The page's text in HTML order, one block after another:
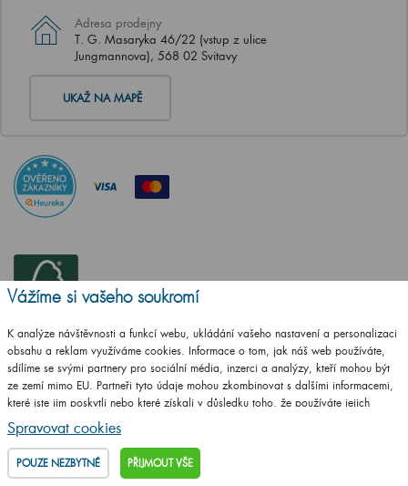
Adresa prodejny
T. G. Masaryka 46/22 (vstup z ulice
Jungmannova), 568 02 Svitavy
UKAŽ NA MAPĚ
ČSN EN ISO
14001:2016
Vážíme si vašeho soukromí
K analýze návštěvnosti a funkcí webu, ukládání vašeho nastavení a personalizaci
obsahu a reklam využíváme cookies. Informace o tom, jak náš web používáte,
sdílíme se svými partnery pro sociální média, inzerci a analýzy, kteří mohou být
ze zemí mimo EU. Partneři tyto údaje mohou zkombinovat s dalšími informacemi,
které jste jim poskytli nebo které získali v důsledku toho, že používáte jejich
služby.
Podrobné informace
Spravovat cookies
POUZE NEZBYTNÉ PŘIJMOUT VŠE